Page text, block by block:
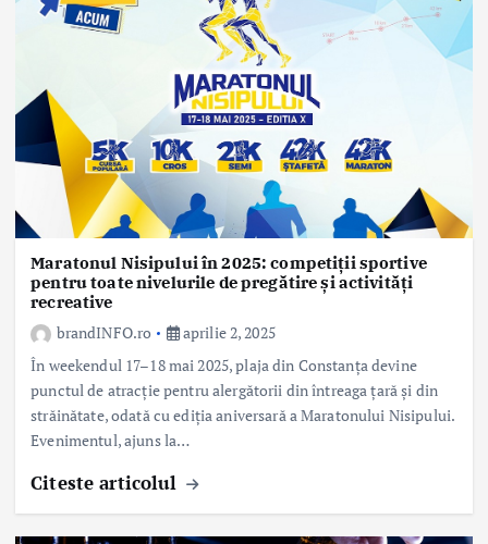
Maratonul Nisipului în 2025: competiții sportive
pentru toate nivelurile de pregătire și activități
recreative
brandINFO.ro
aprilie 2, 2025
În weekendul 17–18 mai 2025, plaja din Constanța devine
punctul de atracție pentru alergătorii din întreaga țară și din
străinătate, odată cu ediția aniversară a Maratonului Nisipului.
Evenimentul, ajuns la…
Citeste articolul